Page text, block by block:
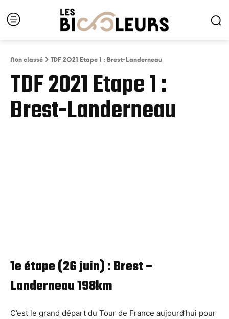
Non classé TDF 2021 Etape 1 : Brest-Landerneau
TDF 2021 Etape 1 :
Brest-Landerneau
1e étape (26 juin) : Brest –
Landerneau 198km
C’est le grand départ du Tour de France aujourd’hui pour